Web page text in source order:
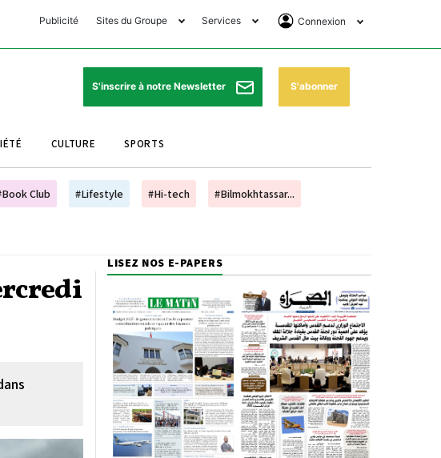
Publicité Sites du Groupe
Club Avantages
Le Matin Sports
Le Matin Store
Le Matin Annonces
Morocco Today Forum
Bookclub
Services
Horaires de prières
Pharmacies de garde
Programme TV
Cinéma
Connexion
Se Connecter
Abonnement
S'inscrire à notre Newsletter S'abonner
CULTURE SPORTS
Club #Lifestyle #Hi-tech #Bilmokhtassar...
LISEZ NOS E-PAPERS